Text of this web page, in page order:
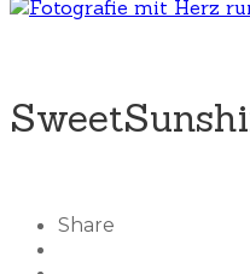
Share